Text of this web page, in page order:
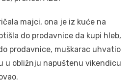
majci, ona je iz kuće na
do prodavnice da kupi hleb,
prodavnice, muškarac uhvatio
u obližnju napuštenu vikendicu